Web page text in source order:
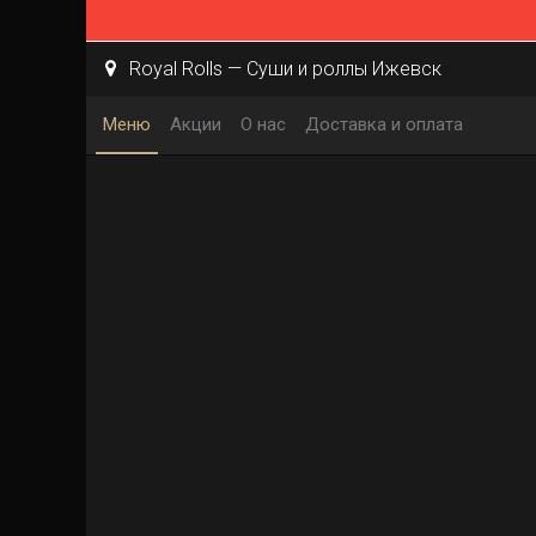
Royal Rolls — Суши и роллы Ижевск
Меню Акции О нас Доставка и оплата